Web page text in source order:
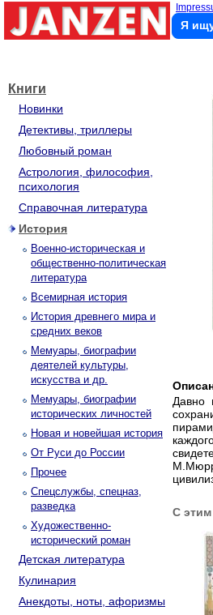
Я
Книги
Новинки
Детективы, триллеры
Любовный роман
Астрология, философия,
психология
Справочная литература
История
Военно-историческая и
общественно-политическая
литература
Всемирная история
История древнего мира и
средних веков
Мемуары, биографии
деятелей культуры,
искусства и др.
Мемуары, биографии
исторических личностей
Новая и новейшая история
От Руси до России
Прочее
Спецслужбы, спецназ,
разведка
Художественно-
исторический роман
Детская литература
Кулинария
Анекдоты, ноты, афоризмы
Давно
С этим